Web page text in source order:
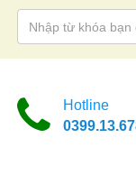
Hotline